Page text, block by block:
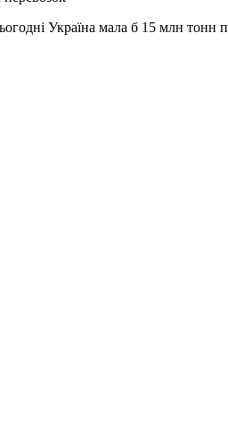
Україна мала б 15 млн тонн